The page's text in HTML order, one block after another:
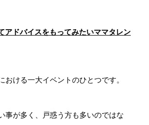
アドバイスをもってみたいママタレン
おける一大イベントのひとつです。
事が多く、戸惑う方も多いのではな